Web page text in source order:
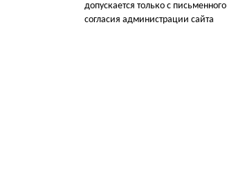
допускается только с письменного
согласия администрации сайта